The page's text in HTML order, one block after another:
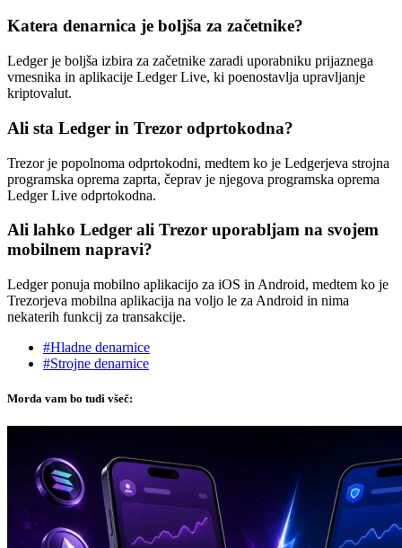
Katera denarnica je boljša za začetnike?
Ledger je boljša izbira za začetnike zaradi uporabniku prijaznega
vmesnika in aplikacije Ledger Live, ki poenostavlja upravljanje
kriptovalut.
Ali sta Ledger in Trezor odprtokodna?
Trezor je popolnoma odprtokodni, medtem ko je Ledgerjeva strojna
programska oprema zaprta, čeprav je njegova programska oprema
Ledger Live odprtokodna.
Ali lahko Ledger ali Trezor uporabljam na svojem
mobilnem napravi?
Ledger ponuja mobilno aplikacijo za iOS in Android, medtem ko je
Trezorjeva mobilna aplikacija na voljo le za Android in nima
nekaterih funkcij za transakcije.
#Hladne denarnice
#Strojne denarnice
Morda vam bo tudi všeč: